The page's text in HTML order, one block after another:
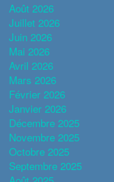
Août 2026
Juillet 2026
Juin 2026
Mai 2026
Avril 2026
Mars 2026
Février 2026
Janvier 2026
Décembre 2025
Novembre 2025
Octobre 2025
Septembre 2025